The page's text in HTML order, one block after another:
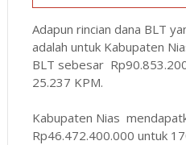
Adapun rincian dana BLT
adalah untuk Kabupaten
BLT sebesar
25.237 KPM.
Kabupaten Nias
Rp46.472.400.000 untuk